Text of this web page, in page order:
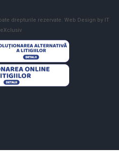
drepturile rezervate. Web Design by IT
eXclusiv